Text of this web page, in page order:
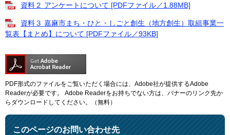
資料２ アンケートについて [PDFファイル／1.88MB]
資料３ 嘉麻市まち・ひと・しごと創生（地方創生）取組事業一
覧表【まとめ】について [PDFファイル／93KB]
PDF形式のファイルをご覧いただく場合には、Adobe社が提供するAdobe
Readerが必要です。
Adobe Readerをお持ちでない方は、バナーのリンク先か
らダウンロードしてください。（無料）
このページのお問い合わせ先